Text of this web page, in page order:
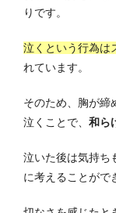
りです。
泣くという行為は
れています。
そのため、胸が締
泣くことで、 和ら
泣いた後は気持ち
に考えることがで